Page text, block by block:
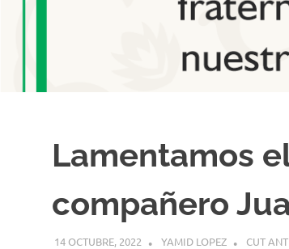
Lamentamos
compañero
14 OCTUBRE, 2022 YAMID LOPEZ CUT